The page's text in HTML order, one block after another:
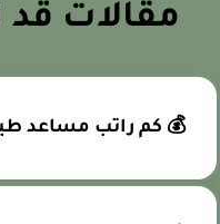
مقالات قد
💰 كم راتب مساعد